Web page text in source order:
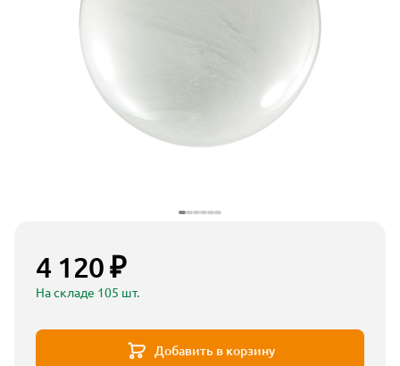
4 120 ₽
На складе 105 шт.
Добавить в корзину